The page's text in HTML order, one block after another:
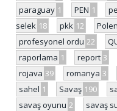
paraguay 1 PEN 1
selek 18 pkk 12
profesyonel ordu 22
raporlama 1 report 3
rojava 39 romanya 3
sahel 1 Savaş 190
savaş oyunu 2 savaş